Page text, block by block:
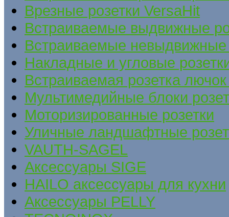
Врезные розетки VersaHit
Встраиваемые выдвижные
Встраиваемые невыдвижные
Накладные и угловые
Встраиваемая розетка
Мультимедийные блоки
Моторизированные розетки
Уличные ландшафтные
VAUTH-SAGEL
Аксессуары SIGE
HAILO аксессуары для кухни
Аксессуары PELLY